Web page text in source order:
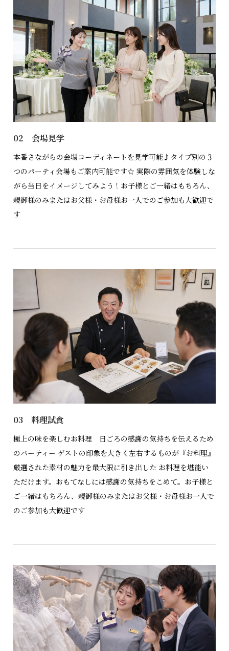
02 会場見学
本番さながらの会場コーディネートを見学可能♪タイプ別の３
つのパーティ会場もご案内可能です☆ 実際の雰囲気を体験しな
がら当日をイメージしてみよう！お子様とご一緒はもちろん、
親御様のみまたはお父様・お母様お一人でのご参加も大歓迎で
す
03 料理試食
極上の味を楽しむお料理 日ごろの感謝の気持ちを伝えるため
のパーティー ゲストの印象を大きく左右するものが『お料理』
厳選された素材の魅力を最大限に引き出した お料理を堪能い
ただけます。おもてなしには感謝の気持ちをこめて。お子様と
ご一緒はもちろん、親御様のみまたはお父様・お母様お一人で
のご参加も大歓迎です